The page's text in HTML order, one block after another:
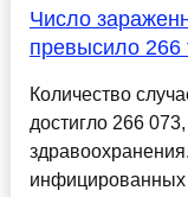
Число
превысило 266
Количество
достигло 266
инфицированных